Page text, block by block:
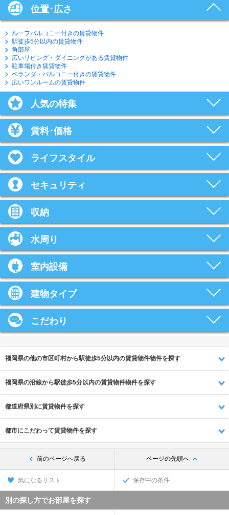
位置･広さ
ルーフバルコニー付きの賃貸物件
駅徒歩5分以内の賃貸物件
角部屋
広いリビング・ダイニングがある賃貸物件
駐車場付き賃貸物件
ベランダ・バルコニー付きの賃貸物件
広いワンルームの賃貸物件
人気の特集
賃料･価格
ライフスタイル
セキュリティ
収納
水周り
室内設備
建物タイプ
こだわり
福岡県の他の市区町村から駅徒歩5分以内の賃貸物件物件を探す
福岡県の沿線から駅徒歩5分以内の賃貸物件物件を探す
都道府県別に賃貸物件を探す
都市にこだわって賃貸物件を探す
前のページへ戻る ページの先頭へ
気になるリスト 保存中の条件
別の探し方でお部屋を探す